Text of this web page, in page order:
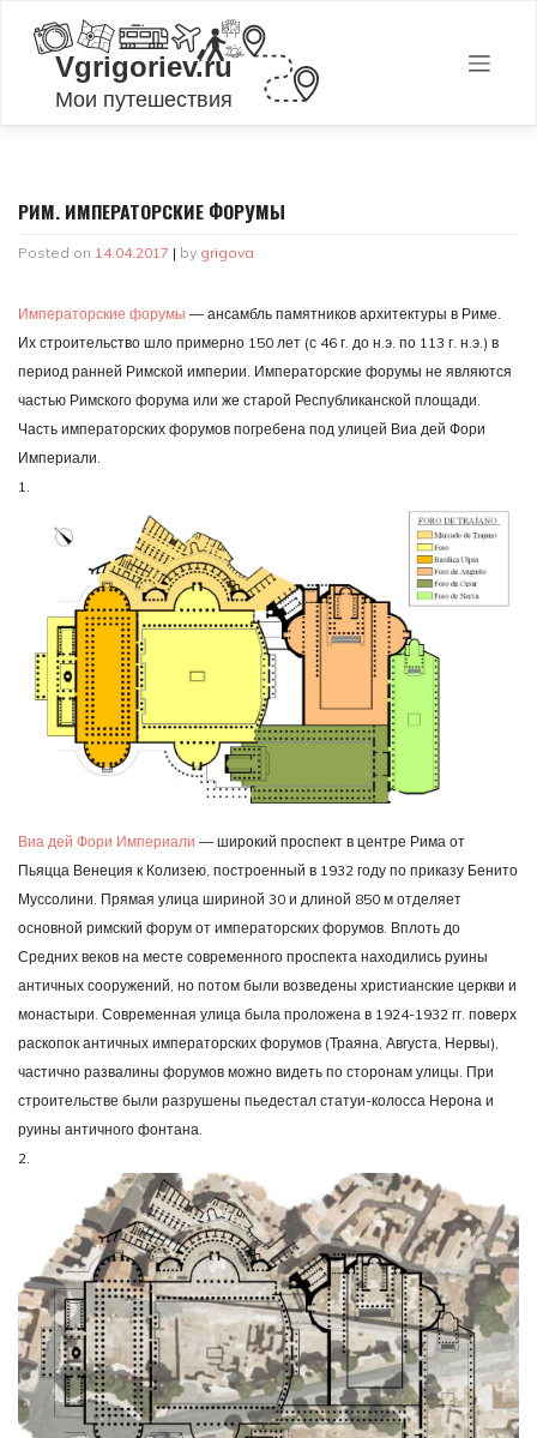
content
РИМ. ИМПЕРАТОРСКИЕ ФОРУМЫ
Posted on 14.04.2017 | by grigova
Императорские форумы — ансамбль памятников архитектуры в Риме.
Их строительство шло примерно 150 лет (с 46 г. до н.э. по 113 г. н.э.) в
период ранней Римской империи. Императорские форумы не являются
частью Римского форума или же старой Республиканской площади.
Часть императорских форумов погребена под улицей Виа дей Фори
Империали.
1.
Виа дей Фори Империали — широкий проспект в центре Рима от
Пьяцца Венеция к Колизею, построенный в 1932 году по приказу Бенито
Муссолини. Прямая улица шириной 30 и длиной 850 м отделяет
основной римский форум от императорских форумов. Вплоть до
Средних веков на месте современного проспекта находились руины
античных сооружений, но потом были возведены христианские церкви и
монастыри. Современная улица была проложена в 1924-1932 гг. поверх
раскопок античных императорских форумов (Траяна, Августа, Нервы),
частично развалины форумов можно видеть по сторонам улицы. При
строительстве были разрушены пьедестал статуи-колосса Нерона и
руины античного фонтана.
2.